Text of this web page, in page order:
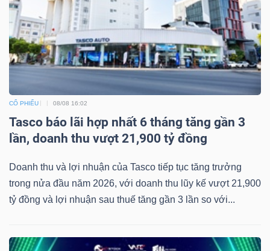
CỔ PHIẾU 08/08 16:02
Tasco báo lãi hợp nhất 6 tháng tăng gần 3
lần, doanh thu vượt 21,900 tỷ đồng
Doanh thu và lợi nhuận của Tasco tiếp tục tăng trưởng
trong nửa đầu năm 2026, với doanh thu lũy kế vượt 21,900
tỷ đồng và lợi nhuận sau thuế tăng gần 3 lần so với...
Mã
chứng
(-)
Tất cả Cổ phiếu Chỉ số Chứng chỉ quỹ Chứng
đạo
(-)